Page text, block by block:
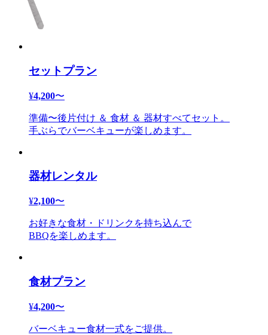
セットプラン
¥4,200〜
準備〜後片付け ＆ 食材 ＆ 器材すべてセット。
手ぶらでバーベキューが楽しめます。
器材レンタル
¥2,100〜
お好きな食材・ドリンクを持ち込んで
BBQを楽しめます。
食材プラン
¥4,200〜
バーベキュー食材一式をご提供。